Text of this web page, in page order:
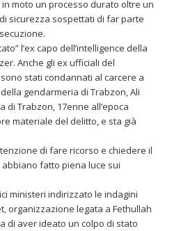
moto un processo durato oltre un
sicurezza sospettati di far parte
l’ex capo dell’intelligence della
Anche gli ex ufficiali del
stati condannati al carcere a
gendarmeria di Trabzon, Ali
di Trabzon, 17enne all’epoca
materiale del delitto, e sta già
di fare ricorso e chiedere il
fatto piena luce sui
ministeri indirizzato le indagini
organizzazione legata a Fethullah
di aver ideato un colpo di stato